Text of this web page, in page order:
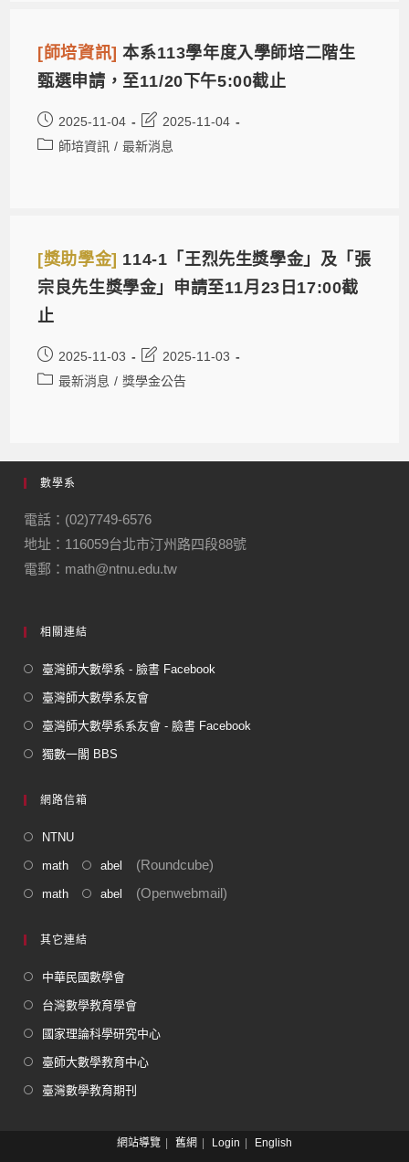
[師培資訊]本系113學年度入學師培二階生
甄選申請，至11/20下午5:00截止
2025-11-04
2025-11-04
師培資訊 / 最新消息
[獎助學金] 114-1「王烈先生獎學金」及「張
宗良先生獎學金」申請至11月23日17:00截
止
2025-11-03
2025-11-03
最新消息 / 獎學金公告
數學系
電話：(02)7749-6576
地址：116059台北市汀州路四段88號
電郵：math@ntnu.edu.tw
相關連結
臺灣師大數學系 - 臉書 Facebook
臺灣師大數學系友會
臺灣師大數學系系友會 - 臉書 Facebook
獨數一閣 BBS
網路信箱
NTNU
math abel (Roundcube)
math abel (Openwebmail)
其它連結
中華民國數學會
台灣數學教育學會
國家理論科學研究中心
臺師大數學教育中心
臺灣數學教育期刊
網站導覽 舊網 Login English